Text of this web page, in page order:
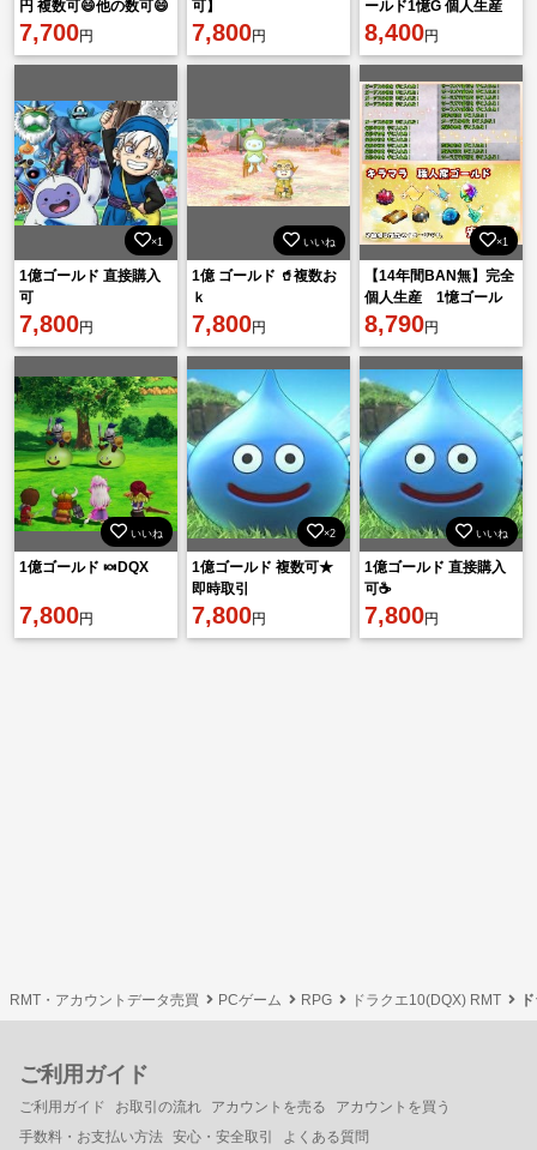
円 複数可😄他の数可😄
7,700円
可】
7,800円
ールド1憶G 個人生産
8,400円
×1
1億ゴールド 直接購入
可
7,800円
いいね
1億 ゴールド 🥤複数お
ｋ
7,800円
×1
【14年間BAN無】完全
個人生産 1憶ゴール
ド Ver.8～職人、素材
金策で得たゴールド
8,790円
いいね
1億ゴールド 🍬DQX
7,800円
×2
1億ゴールド 複数可★
即時取引
7,800円
いいね
1億ゴールド 直接購入
可☕
7,800円
RMT・アカウントデータ売買 PCゲーム RPG ドラクエ10(DQX) RMT
ご利用ガイド
ご利用ガイド お取引の流れ アカウントを売る
アカウントを買う
手数料・お支払い方法 安心・安全取引 よくある質問